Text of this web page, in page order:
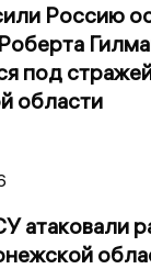
Россию
под
области
атаковали